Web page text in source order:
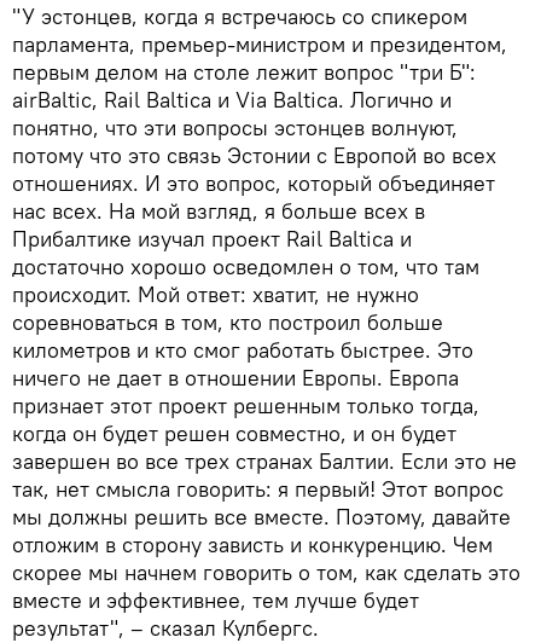
"У эстонцев, когда я встречаюсь со спикером
парламента, премьер-министром и президентом,
первым делом на столе лежит вопрос "три Б":
airBaltic, Rail Baltica и Via Baltica. Логично и
понятно, что эти вопросы эстонцев волнуют,
потому что это связь Эстонии с Европой во всех
отношениях. И это вопрос, который объединяет
нас всех. На мой взгляд, я больше всех в
Прибалтике изучал проект Rail Baltica и
достаточно хорошо осведомлен о том, что там
происходит. Мой ответ: хватит, не нужно
соревноваться в том, кто построил больше
километров и кто смог работать быстрее. Это
ничего не дает в отношении Европы. Европа
признает этот проект решенным только тогда,
когда он будет решен совместно, и он будет
завершен во все трех странах Балтии. Если это не
так, нет смысла говорить: я первый! Этот вопрос
мы должны решить все вместе. Поэтому, давайте
отложим в сторону зависть и конкуренцию. Чем
скорее мы начнем говорить о том, как сделать это
вместе и эффективнее, тем лучше будет
результат", – сказал Кулбергс.